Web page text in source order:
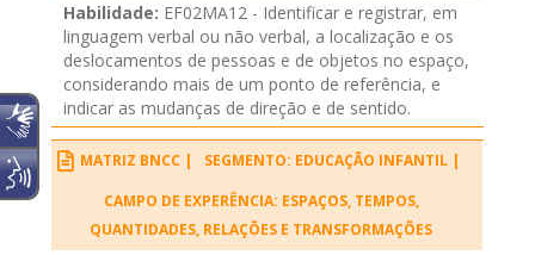
Habilidade: EF02MA12 - Identificar e registrar, em
linguagem verbal ou não verbal, a localização e os
deslocamentos de pessoas e de objetos no espaço,
considerando mais de um ponto de referência, e
indicar as mudanças de direção e de sentido.
MATRIZ BNCC |
SEGMENTO: EDUCAÇÃO INFANTIL |
CAMPO DE EXPERÊNCIA: ESPAÇOS, TEMPOS,
QUANTIDADES, RELAÇÕES E TRANSFORMAÇÕES